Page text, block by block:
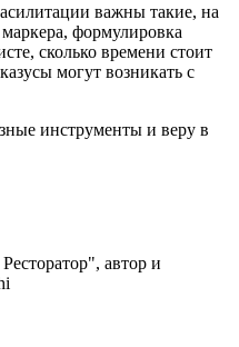
важны такие, на
формулировка
сколько времени стоит
могут возникать с
инструменты и веру в
автор и